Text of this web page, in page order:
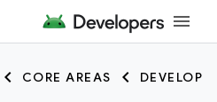
DEVELOP
CORE AREAS